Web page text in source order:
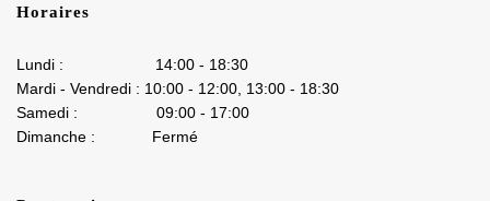
Horaires
Lundi : 14:00 - 18:30
Mardi - Vendredi : 10:00 - 12:00, 13:00 - 18:30
Samedi : 09:00 - 17:00
Dimanche : Fermé